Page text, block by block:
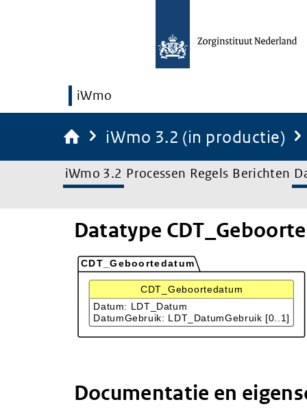
iWmo
iWmo 3.2 (in productie)
iWmo 3.2 Processen Regels Berichten
Datatype
Documentatie en